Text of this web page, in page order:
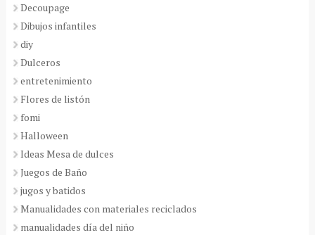
Decoupage
Dibujos infantiles
diy
Dulceros
entretenimiento
Flores de listón
fomi
Halloween
Ideas Mesa de dulces
Juegos de Baño
jugos y batidos
Manualidades con materiales reciclados
manualidades día del niño